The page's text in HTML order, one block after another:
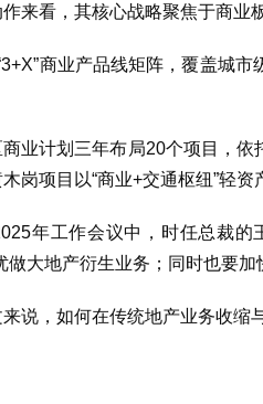
来看，其核心战略聚焦于商业
商业产品线矩阵，覆盖城
业计划三年布局20个项目，依
岗项目以“商业+交通枢纽”轻资
年工作会议中，时任总裁的
做大地产衍生业务；同时也要
说，如何在传统地产业务收缩